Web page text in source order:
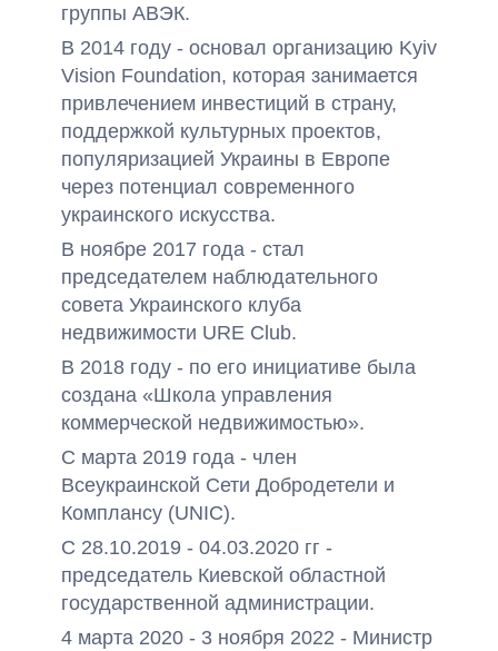
группы АВЭК.
В 2014 году - основал организацию Kyiv
Vision Foundation, которая занимается
привлечением инвестиций в страну,
поддержкой культурных проектов,
популяризацией Украины в Европе
через потенциал современного
украинского искусства.
В ноябре 2017 года - стал
председателем наблюдательного
совета Украинского клуба
недвижимости URE Club.
В 2018 году - по его инициативе была
создана «Школа управления
коммерческой недвижимостью».
С марта 2019 года - член
Всеукраинской Сети Добродетели и
Комплансу (UNIC).
С 28.10.2019 - 04.03.2020 гг -
председатель Киевской областной
государственной администрации.
4 марта 2020 - 3 ноября 2022 - Министр